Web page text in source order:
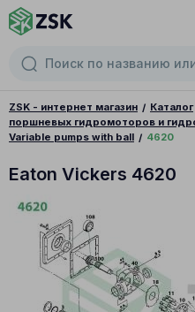
ZSK - интернет магазин Каталог
поршневых гидромоторов и
Variable pumps with ball
4620
Eaton Vickers 4620